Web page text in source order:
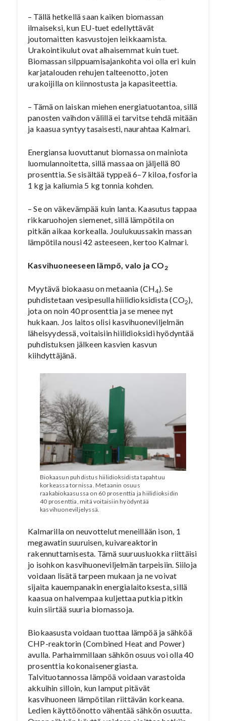
– Tällä hetkellä saan kaiken biomassan
ilmaiseksi, kun EU-tuet edellyttävät
joutomaitten kasvustojen leikkaamista.
Urakointikulut ovat alhaisemmat kuin tuet.
Biomassan silppuamisajankohta voi olla eri kuin
karjatalouden rehujen talteenotto, joten
urakoijilla on kiinnostusta ja kapasiteettia.
– Tämä on laiskan miehen energiatuotantoa, sillä
panosten vaihdon välillä ei tarvitse tehdä mitään
ja kaasua syntyy tasaisesti, naurahtaa Kalmari.
Energiansa luovuttanut biomassa on mainiota
luomulannoitetta, sillä massaa on jäljellä 80
prosenttia. Se sisältää typpeä 6–7 kiloa, fosforia
1 kg ja kaliumia 5 kg tonnia kohden.
– Se on väkevämpää kuin lanta. Kaasutus tappaa
rikkaruohojen siemenet, sillä lämpötila on
pitkän aikaa korkealla. Joulukuussakin massan
lämpötila nousi 42 asteeseen, kertoo Kalmari.
Kasvihuoneeseen lämpö, valo ja CO 2
Myytävä biokaasu on metaania (CH4). Se
puhdistetaan vesipesulla hiilidioksidista (CO2),
jota on noin 40 prosenttia ja se menee nyt
hukkaan. Jos laitos olisi kasvihuoneviljelmän
läheisyydessä, voitaisiin hiilidioksidi hyödyntää
puhdistuksen jälkeen kasvien kasvun
kiihdyttäjänä.
Biokaasun puhdistus hiilidioksidista tapahtuu
korkeassa tornissa. Metaanin osuus
raakabiokaasussa on 60 prosenttia ja hiilidioksidin
40 prosenttia, mitä voitaisiin hyödyntää
kasvihuoneviljelyssä.
Kalmarilla on neuvottelut meneillään ison, 1
megawatin suuruisen, kuivareaktorin
rakennuttamisesta. Tämä suuruusluokka riittäisi
jo isohkon kasvihuoneviljelmän tarpeisiin. Siiloja
voidaan lisätä tarpeen mukaan ja ne voivat
sijaita kauempanakin energialaitoksesta, sillä
kaasua on halvempaa kuljettaa putkia pitkin
kuin siirtää suuria biomassoja.
Biokaasusta voidaan tuottaa lämpöä ja sähköä
CHP-reaktorin (Combined Heat and Power)
avulla. Parhaimmillaan sähkön osuus voi olla 40
prosenttia kokonaisenergiasta.
Talvituotannossa lämpöä voidaan varastoida
akkuihin silloin, kun lamput pitävät
kasvihuoneen lämpötilan riittävän korkeana.
Ledien käyttöönotto vähentää sähkön osuutta.